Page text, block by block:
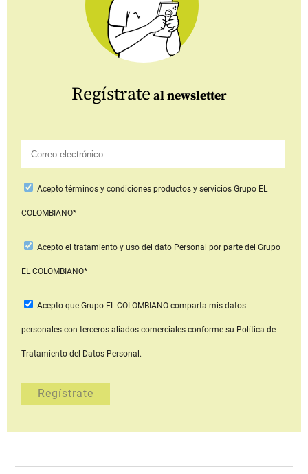
Regístrate al newsletter
Aceptotérminos y condiciones productos y serviciosGrupo EL
COLOMBIANO*
Acepto el tratamiento y uso del dato Personal por parte del Grupo
EL COLOMBIANO*
Acepto que Grupo EL COLOMBIANOcomparta mis datos
personales con terceros aliados comerciales conforme su Política de
Tratamiento del Datos Personal.